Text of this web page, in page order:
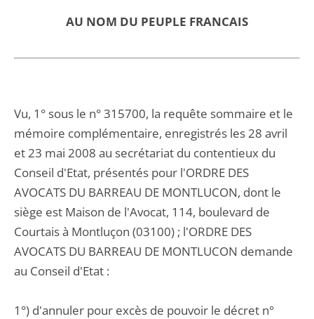
AU NOM DU PEUPLE FRANCAIS
Vu, 1° sous le n° 315700, la requête sommaire et le
mémoire complémentaire, enregistrés les 28 avril
et 23 mai 2008 au secrétariat du contentieux du
Conseil d'Etat, présentés pour l'ORDRE DES
AVOCATS DU BARREAU DE MONTLUCON, dont le
siège est Maison de l'Avocat, 114, boulevard de
Courtais à Montluçon (03100) ; l'ORDRE DES
AVOCATS DU BARREAU DE MONTLUCON demande
au Conseil d'Etat :
1°) d'annuler pour excès de pouvoir le décret n°